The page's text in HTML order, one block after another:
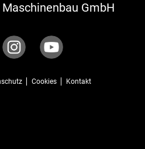
GmbH
Cookies Kontakt